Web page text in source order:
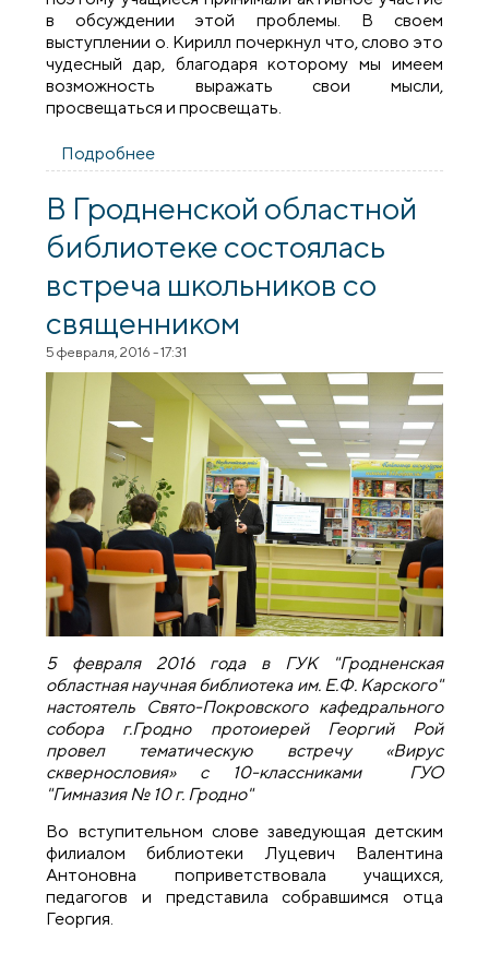
в обсуждении этой проблемы. В своем
выступлении о. Кирилл почеркнул что, слово это
чудесный дар, благодаря которому мы имеем
возможность выражать свои мысли,
просвещаться и просвещать.
Подробнее
сквернословии с учащимися
Скидельского лицея
В Гродненской областной
библиотеке состоялась
встреча школьников со
священником
5 февраля, 2016 - 17:31
5 февраля 2016 года в ГУК "Гродненская
областная научная библиотека им. Е.Ф. Карского"
настоятель Свято-Покровского кафедрального
собора г.Гродно протоиерей Георгий Рой
провел тематическую встречу «Вирус
сквернословия» с 10-классниками ГУО
"Гимназия № 10 г. Гродно"
Во вступительном слове заведующая детским
филиалом библиотеки Луцевич Валентина
Антоновна поприветствовала учащихся,
педагогов и представила собравшимся отца
Георгия.